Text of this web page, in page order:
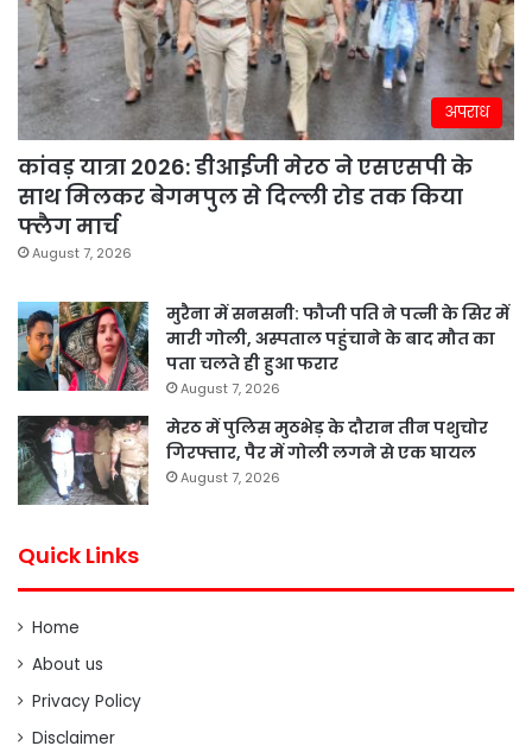
अपराध
कांवड़ यात्रा 2026: डीआईजी मेरठ ने एसएसपी के
साथ मिलकर बेगमपुल से दिल्ली रोड तक किया
फ्लैग मार्च
August 7, 2026
मुरैना में सनसनी: फौजी पति ने पत्नी के सिर में
मारी गोली, अस्पताल पहुंचाने के बाद मौत का
पता चलते ही हुआ फरार
August 7, 2026
मेरठ में पुलिस मुठभेड़ के दौरान तीन पशुचोर
गिरफ्तार, पैर में गोली लगने से एक घायल
August 7, 2026
Quick Links
Home
About us
Privacy Policy
Disclaimer